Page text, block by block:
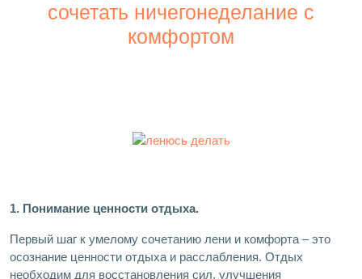
сочетать ничегонеделание с
комфортом
1. Понимание ценности отдыха.
Первый шаг к умелому сочетанию лени и комфорта – это
осознание ценности отдыха и расслабления. Отдых
необходим для восстановления сил, улучшения